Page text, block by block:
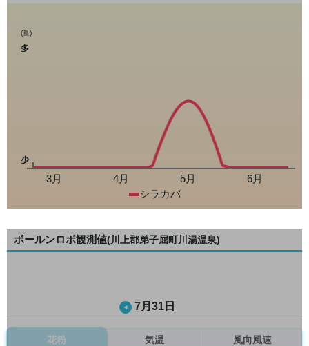
(量)
多
少
3月 4月 5月
6月
シラカバ
ポールンロボ観測値(川上郡弟子屈町川湯温泉)
7月31日
花粉 気温 風向風速